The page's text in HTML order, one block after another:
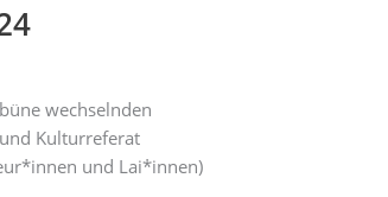
wechselnden
Kulturreferat
und Lai*innen)